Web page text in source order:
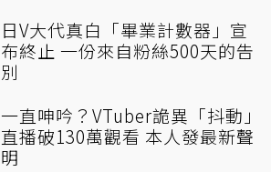
日V大代真白「畢業計數器」宣
布終止 一份來自粉絲500天的告
別
一直呻吟？VTuber詭異「抖動」
直播破130萬觀看 本人發最新聲
明